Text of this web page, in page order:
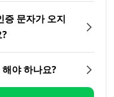
증 문자가 오지
야 하나요?